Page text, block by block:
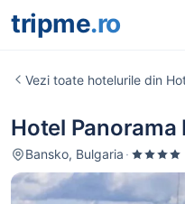
tripme.ro
Vezi toate hotelurile din
Hotel Panorama
Bansko, Bulgaria ·